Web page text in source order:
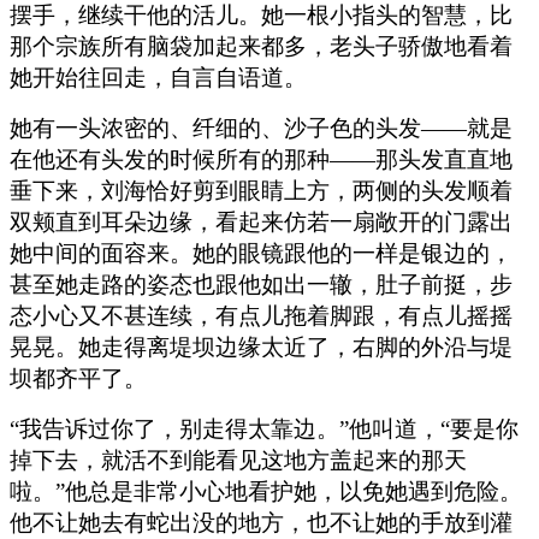
摆手，继续干他的活儿。她一根小指头的智慧，比
那个宗族所有脑袋加起来都多，老头子骄傲地看着
她开始往回走，自言自语道。
她有一头浓密的、纤细的、沙子色的头发——就是
在他还有头发的时候所有的那种——那头发直直地
垂下来，刘海恰好剪到眼睛上方，两侧的头发顺着
双颊直到耳朵边缘，看起来仿若一扇敞开的门露出
她中间的面容来。她的眼镜跟他的一样是银边的，
甚至她走路的姿态也跟他如出一辙，肚子前挺，步
态小心又不甚连续，有点儿拖着脚跟，有点儿摇摇
晃晃。她走得离堤坝边缘太近了，右脚的外沿与堤
坝都齐平了。
“我告诉过你了，别走得太靠边。”他叫道，“要是你
掉下去，就活不到能看见这地方盖起来的那天
啦。”他总是非常小心地看护她，以免她遇到危险。
他不让她去有蛇出没的地方，也不让她的手放到灌